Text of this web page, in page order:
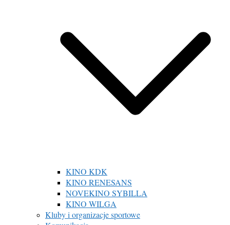
KINO KDK
KINO RENESANS
NOVEKINO SYBILLA
KINO WILGA
Kluby i organizacje sportowe